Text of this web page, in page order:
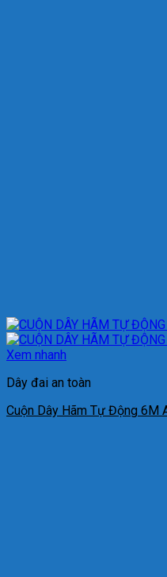
Xem nhanh
Dây đai an toàn
Cuộn Dây Hãm Tự Động 6M